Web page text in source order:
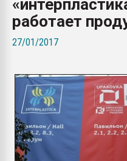
работает
27/01/2017